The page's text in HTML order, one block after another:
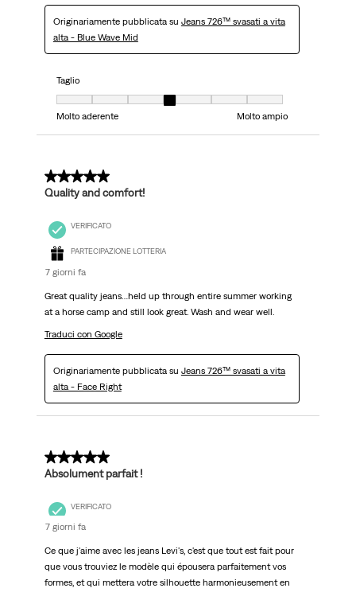
Originariamente pubblicata su Jeans 726™ svasati a vita
alta - Blue Wave Mid
Taglio
Taglio, 4 su 7, dove 1 è uguale a Molto aderente e 7 è uguale a Molto
Molto aderente
Molto ampio
5 su 5 stelle.
Quality and comfort!
VERIFICATO
PARTECIPAZIONE LOTTERIA
7 giorni fa
Great quality jeans…held up through entire summer working
at a horse camp and still look great. Wash and wear well.
Traduci con Google
Originariamente pubblicata su Jeans 726™ svasati a vita
alta - Face Right
5 su 5 stelle.
Absolument parfait !
VERIFICATO
7 giorni fa
Ce que j'aime avec les jeans Levi's, c'est que tout est fait pour
que vous trouviez le modèle qui épousera parfaitement vos
formes, et qui mettera votre silhouette harmonieusement en